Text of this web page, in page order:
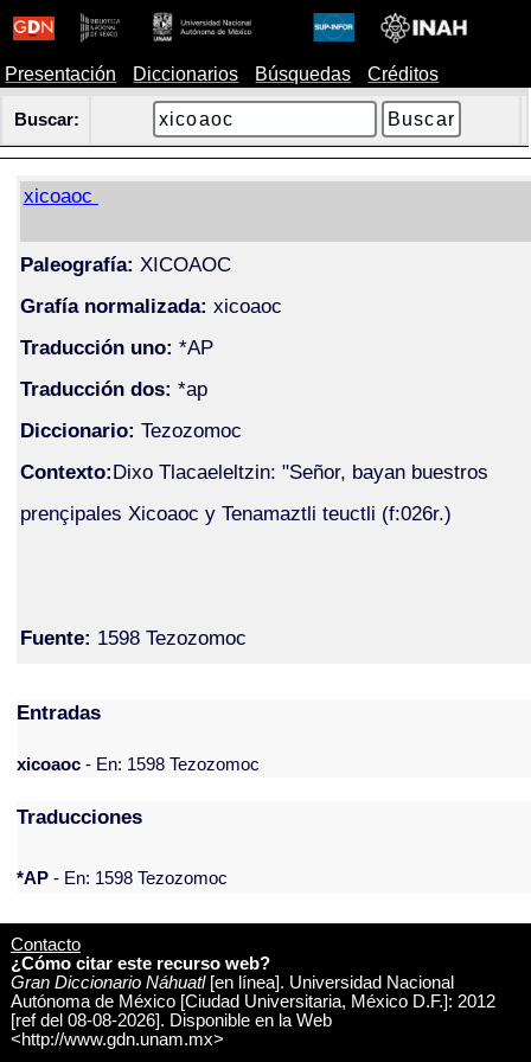
Presentación Diccionarios Búsquedas Créditos
Buscar:
xicoaoc
Paleografía: XICOAOC
Grafía normalizada: xicoaoc
Traducción uno: *AP
Traducción dos: *ap
Diccionario: Tezozomoc
Contexto:Dixo Tlacaeleltzin: "Señor, bayan buestros
prençipales Xicoaoc y Tenamaztli teuctli (f:026r.)
Fuente: 1598 Tezozomoc
Entradas
xicoaoc- En: 1598 Tezozomoc
Traducciones
*AP - En: 1598 Tezozomoc
Contacto
¿Cómo citar este recurso web?
Gran Diccionario Náhuatl[en línea]. Universidad Nacional
Autónoma de México [Ciudad Universitaria, México D.F.]: 2012
[ref del 08-08-2026]. Disponible en la Web
<http://www.gdn.unam.mx>